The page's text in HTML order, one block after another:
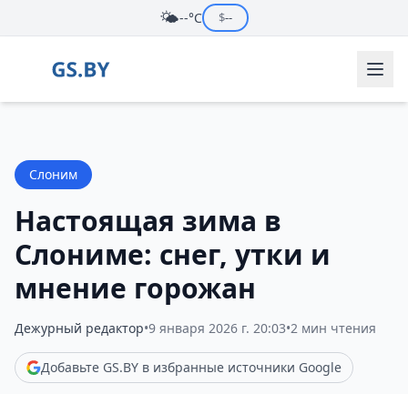
🌤️--°C $--
Слоним
Настоящая зима в
Слониме: снег, утки и
мнение горожан
Дежурный редактор•9 января 2026 г. 20:03•2 мин чтения
Добавьте GS.BY в избранные источники Google